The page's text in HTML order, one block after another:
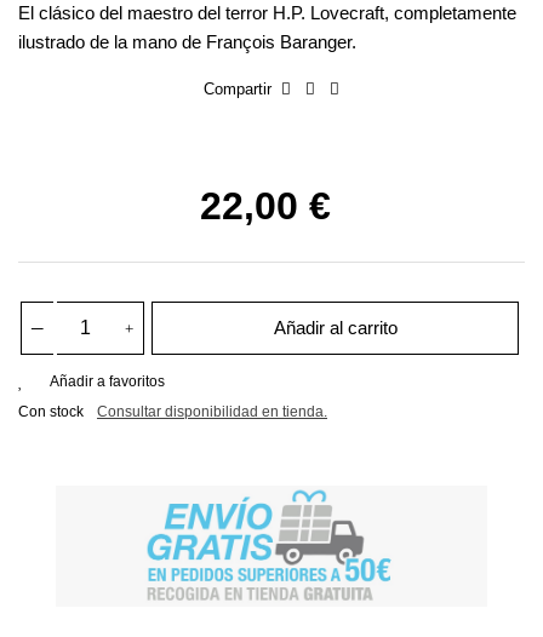
El clásico del maestro del terror H.P. Lovecraft, completamente
ilustrado de la mano de François Baranger.
Compartir
22,00 €
Añadir al carrito
Añadir a favoritos
Con stock
Consultar disponibilidad en tienda.